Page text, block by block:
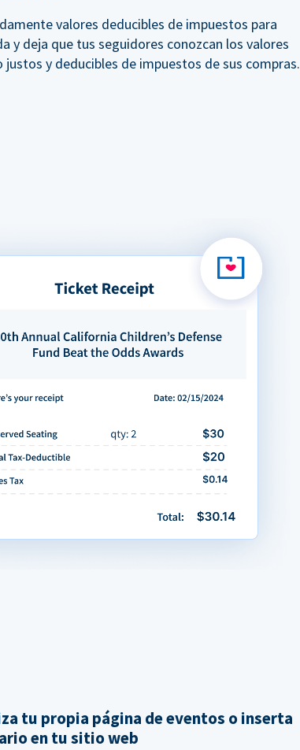
valores deducibles de impuestos para
y deja que tus seguidores conozcan los valores
justos y deducibles de impuestos de sus compras.
tu propia página de eventos o inserta
en tu sitio web